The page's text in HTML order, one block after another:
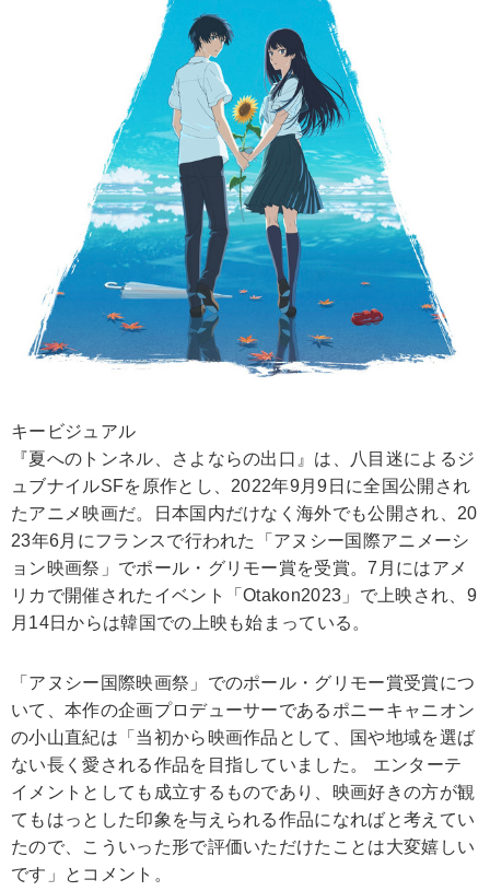
キービジュアル
『夏へのトンネル、さよならの出口』は、八目迷によるジ
ュブナイルSFを原作とし、2022年9月9日に全国公開され
たアニメ映画だ。日本国内だけなく海外でも公開され、20
23年6月にフランスで行われた「アヌシー国際アニメーシ
ョン映画祭」でポール・グリモー賞を受賞。7月にはアメ
リカで開催されたイベント「Otakon2023」で上映され、9
月14日からは韓国での上映も始まっている。
「アヌシー国際映画祭」でのポール・グリモー賞受賞につ
いて、本作の企画プロデューサーであるポニーキャニオン
の小山直紀は「当初から映画作品として、国や地域を選ば
ない長く愛される作品を目指していました。 エンターテ
イメントとしても成立するものであり、映画好きの方が観
てもはっとした印象を与えられる作品になればと考えてい
たので、こういった形で評価いただけたことは大変嬉しい
です」とコメント。